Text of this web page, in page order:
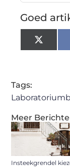
Meer
Insteekgrendel
Goed
X
Tags: